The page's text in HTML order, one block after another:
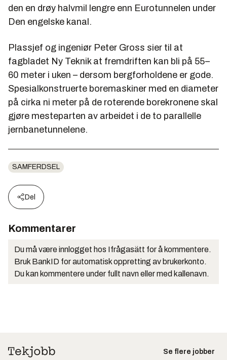
den en drøy halvmil lengre enn Eurotunnelen under
Den engelske kanal.
Plassjef og ingeniør Peter Gross sier til at
fagbladet Ny Teknik at fremdriften kan bli på 55–
60 meter i uken – dersom bergforholdene er gode.
Spesialkonstruerte boremaskiner med en diameter
på cirka ni meter på de roterende borekronene skal
gjøre mesteparten av arbeidet i de to parallelle
jernbanetunnelene.
SAMFERDSEL
Del
Kommentarer
Du må være innlogget hos Ifrågasätt for å kommentere.
Bruk BankID for automatisk oppretting av brukerkonto.
Du kan kommentere under fullt navn eller med kallenavn.
Se flere jobber